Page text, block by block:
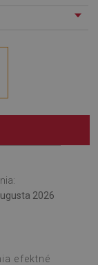
2026
efektné